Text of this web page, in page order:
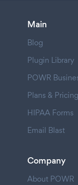
Main
Blog
Plugin Library
POWR
Plans & Pricing
HIPAA Forms
Email Blast
Company
About POWR